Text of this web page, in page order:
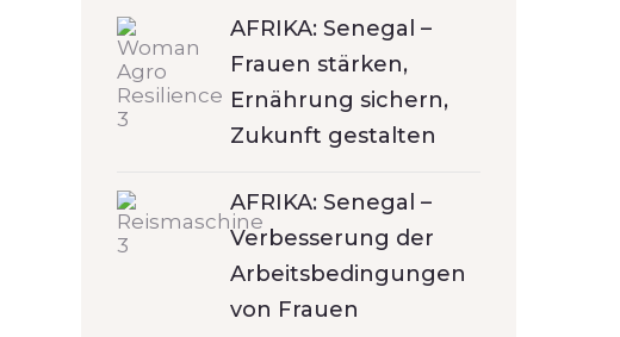
AFRIKA: Senegal –
Frauen stärken,
Ernährung sichern,
Zukunft gestalten
AFRIKA: Senegal –
Verbesserung der
Arbeitsbedingungen
von Frauen